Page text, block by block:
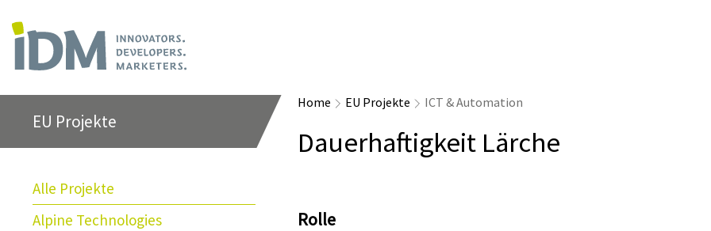
EU Projekte
Alle Projekte
Alpine Technologies
Home EU Projekte ICT & Automation
Dauerhaftigkeit Lärche
Rolle